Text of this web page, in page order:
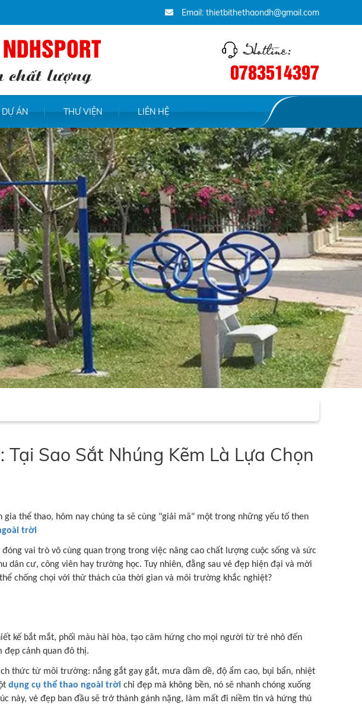
Email: thietbithethaondh@gmail.com
NDHSPORT
chất lượng 0783514397
DỰ ÁN THƯ VIỆN LIÊN HỆ
File
Sao Sắt Nhúng Kẽm Là Lựa Chọn
thể thao, hôm nay chúng ta sẽ cùng "giải mã" một trong những yếu tố then
trời
vai trò vô cùng quan trọng trong việc nâng cao chất lượng cuộc sống và sức
dân cư, công viên hay trường học. Tuy nhiên, đằng sau vẻ đẹp hiện đại và mời
chống chọi với thử thách của thời gian và môi trường khắc nghiệt?
kế bắt mắt, phối màu hài hòa, tạo cảm hứng cho mọi người từ trẻ nhỏ đến
đẹp cảnh quan đô thị.
thức từ môi trường: nắng gắt gay gắt, mưa dầm dề, độ ẩm cao, bụi bẩn, nhiệt
dụng cụ thể thao ngoài trời chỉ đẹp mà không bền, nó sẽ nhanh chóng xuống
này, vẻ đẹp ban đầu sẽ trở thành gánh nặng, làm mất đi niềm tin và hứng thú